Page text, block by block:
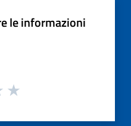
le informazioni